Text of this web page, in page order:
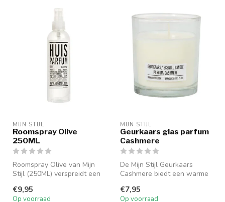
MIJN STIJL
Roomspray Olive
250ML
Roomspray Olive van Mijn
Stijl (250ML) verspreidt een
€9,95
Op voorraad
MIJN STIJL
Geurkaars glas parfum
Cashmere
De Mijn Stijl Geurkaars
Cashmere biedt een warme
ee...
€7,95
Op voorraad